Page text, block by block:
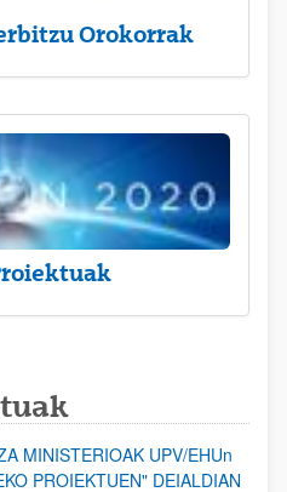
Orokorrak
MINISTERIOAK UPV/EHUn
PROIEKTUEN" DEIALDIAN